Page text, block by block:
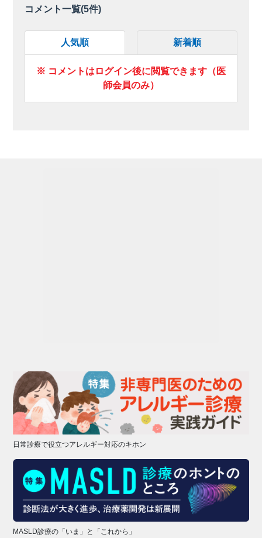
コメント一覧(5件)
人気順 新着順
※ コメントはログイン後に閲覧できます（医
師会員のみ）
日常診療で役立つアレルギー対応のキホン
MASLD診療の「いま」と「これから」